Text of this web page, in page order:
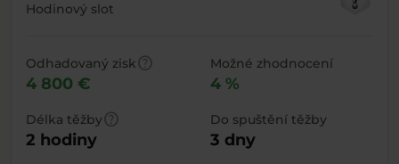
Hodinový slot
Odhadovaný ziskhelp
4 800 €
Možné zhodnocení
4 %
Délka těžbyhelp
2 hodiny
Do spuštění těžby
3 dny